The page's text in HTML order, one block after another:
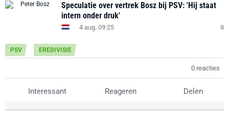
Speculatie over vertrek Bosz bij PSV: 'Hij staat
intern onder druk'
4 aug. 09:25 8
PSV EREDIVISIE
0 reacties
Interessant Reageren Delen